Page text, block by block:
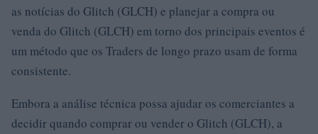
as notícias do Glitch (GLCH) e planejar a compra ou
venda do Glitch (GLCH) em torno dos principais eventos é
um método que os Traders de longo prazo usam de forma
consistente.
Embora a análise técnica possa ajudar os comerciantes a
decidir quando comprar ou vender o Glitch (GLCH), a